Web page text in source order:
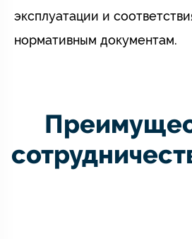
эксплуатации и
нормативным документам.